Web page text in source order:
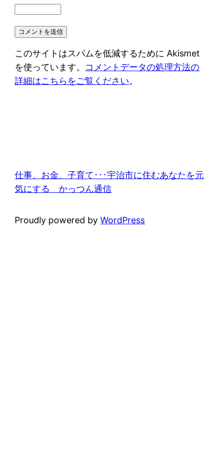
このサイトはスパムを低減するために Akismet
を使っています。 コメントデータの処理方法の
詳細はこちらをご覧ください。
仕事、お金、子育て･･･宇治市に住むあなたを元
気にする かっつん通信
Proudly powered byWordPress